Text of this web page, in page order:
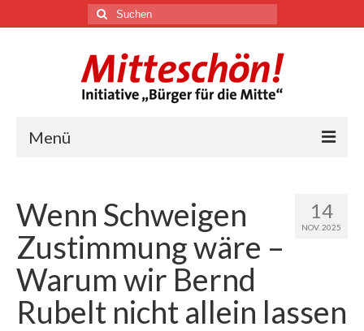
Suchen
nach:
Menü
Über uns
Themen
Youtube
14
NOV. 2025
Wenn Schweigen
Zustimmung wäre –
Warum wir Bernd
Rubelt nicht allein lassen